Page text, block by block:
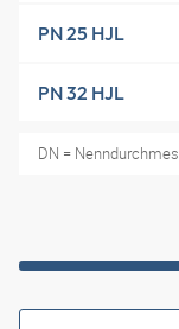
PN 25 HJL
PN 32 HJL
DN =